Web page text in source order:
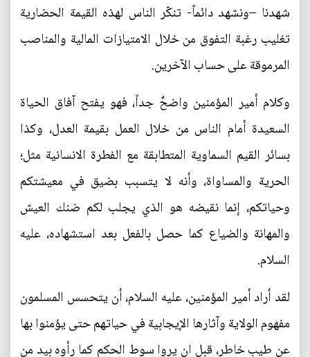
شهدنا –ونشهد دائماً- تنكّر الناس لهذه القيمة الحضارية
تغليب رغبة التفوق من خلال الامتيازات المالية والمناصب
المرموقة على حساب الآخرين.
وكلام أمير المؤمنين واضحٌ جداً، فهو يفتح آفاق الحياة
السعيدة أمام الناس من خلال العمل بقيمة العدل، وكذا
بسائر القيم السماوية المتطابقة مع الفطرة الانسانية مثل؛
الحرية والمساواة، وأنه لا يتسبب بضيق في معيشتكم
وحياتكم، إنما نقيضه هو الذي يجلب لكم ضنك العيش
والمهانة والضياع كما حصل بالفعل بعد استشهاده، عليه
السلام.
لقد أراد أمير المؤمنين، عليه السلام، أن يتحسس المسلمون
مفهوم الولاية وآثارها الإيجابية في حياتهم حتى يؤمنوا بها
عن طيب خاطر، قبل ان يروا سوط الحكم كما رأوه بيد من